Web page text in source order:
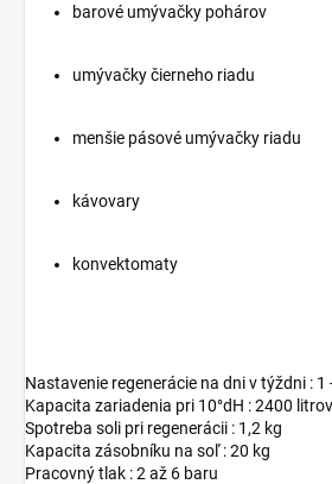
barové umývačky pohárov
umývačky čierneho riadu
menšie pásové umývačky riadu
kávovary
konvektomaty
Nastavenie regenerácie na dni v týždni : 1
Kapacita zariadenia pri 10°dH : 2400 litrov
Spotreba soli pri regenerácii : 1,2 kg
Kapacita zásobníku na soľ : 20 kg
Pracovný tlak : 2 až 6 baru